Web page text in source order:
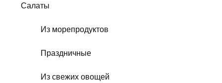
Салаты
Из морепродуктов
Праздничные
Из свежих овощей